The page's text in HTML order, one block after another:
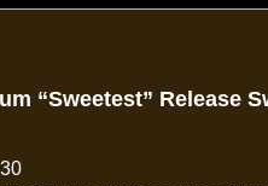
“Sweetest” Release